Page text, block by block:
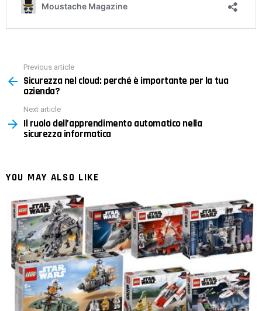
more
Previous article
Sicurezza nel cloud: perché è importante per la tua
azienda?
Next article
Il ruolo dell’apprendimento automatico nella
sicurezza informatica
YOU MAY ALSO LIKE